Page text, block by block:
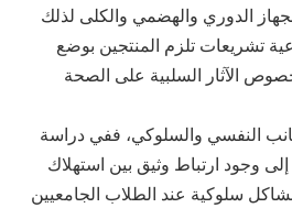
الدوري والهضمي والكلى لذلك
تشريعات تلزم المنتجين بوضع
الآثار السلبية على الصحة
النفسي والسلوكي، ففي دراسة
توصلت إلى وجود ارتباط وثيق بين استهلاك
سلوكية عند الطلاب الجامعيين